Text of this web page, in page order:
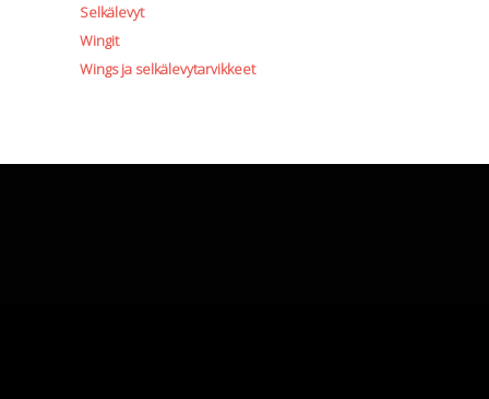
Selkälevyt
Wingit
Wings ja selkälevytarvikkeet